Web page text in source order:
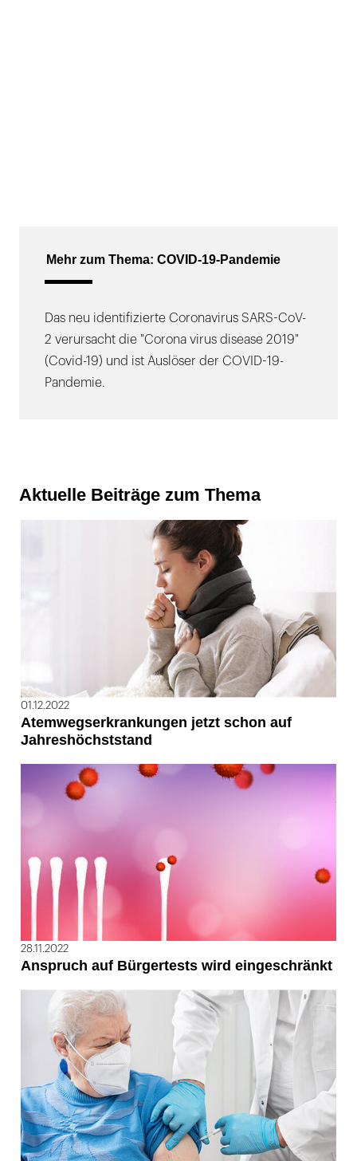
Mehr zum Thema: COVID-19-Pandemie
Das neu identifizierte Coronavirus SARS-CoV-
2 verursacht die "Corona virus disease 2019"
(Covid-19) und ist Auslöser der COVID-19-
Pandemie.
Aktuelle Beiträge zum Thema
01.12.2022
Atemwegserkrankungen jetzt schon auf
Jahreshöchststand
28.11.2022
Anspruch auf Bürgertests wird eingeschränkt